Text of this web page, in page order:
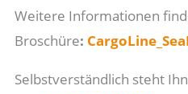
Weitere Informationen
Broschüre:
Selbstverständlich steht